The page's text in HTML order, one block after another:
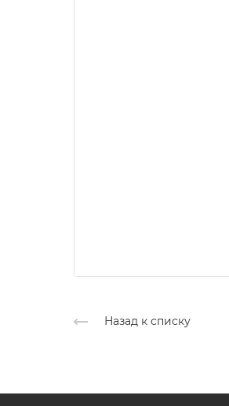
Назад к списку